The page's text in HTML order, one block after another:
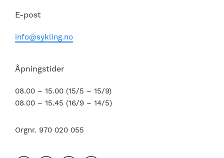
E-post
info@sykling.no
Åpningstider
08.00 – 15.00 (15/5 – 15/9)
08.00 – 15.45 (16/9 – 14/5)
Orgnr. 970 020 055